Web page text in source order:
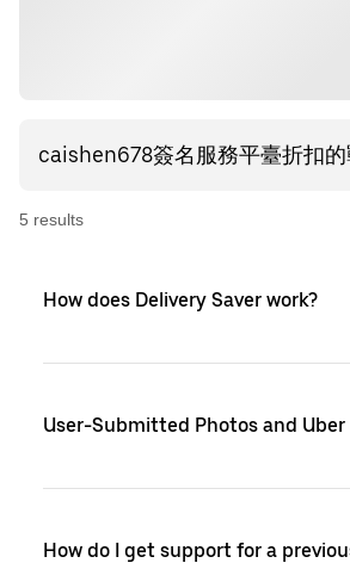
5 results
How does Delivery Saver work?
User-Submitted Photos and Uber
How do I get support for a